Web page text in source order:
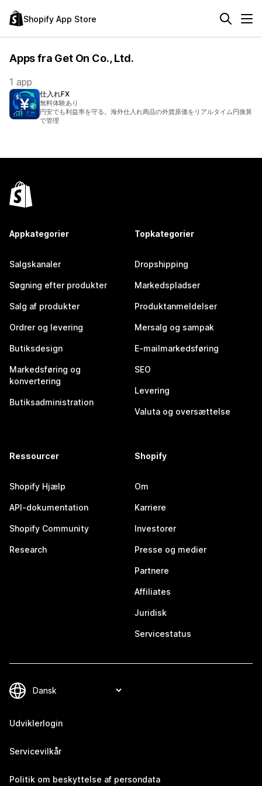
Shopify App Store
Apps fra Get On Co., Ltd.
1 app
仕入れFX
無料体験あり
円安でも利益率を守る。海外仕入れ商品の外貨原価をリアルタイム円換算
で管理
Appkategorier
Salgskanaler
Søgning efter produkter
Salg af produkter
Ordrer og levering
Butiksdesign
Markedsføring og
konvertering
Butiksadministration
Topkategorier
Dropshipping
Markedspladser
Produktanmeldelser
Mersalg og sampak
E-mailmarkedsføring
SEO
Levering
Valuta og oversættelse
Ressourcer
Shopify Hjælp
API-dokumentation
Shopify Community
Research
Shopify
Om
Karriere
Investorer
Presse og medier
Partnere
Affiliates
Juridisk
Servicestatus
Udviklerlogin
Servicevilkår
Politik om beskyttelse af persondata